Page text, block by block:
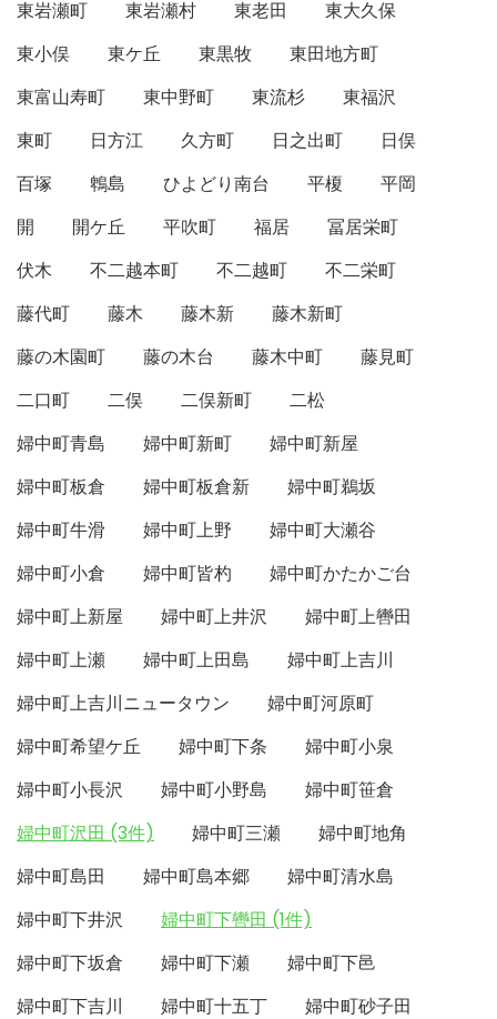
東岩瀬町 東岩瀬村 東老田
東大久保
東小俣
東ケ丘 東黒牧
東田地方町
東富山寿町
東中野町 東流杉
東福沢
東町
日方江 久方町 日之出町
日俣
百塚
鵯島 ひよどり南台 平榎
平岡
開
開ケ丘 平吹町 福居
冨居栄町
伏木
不二越本町 不二越町
不二栄町
藤代町
藤木 藤木新
藤木新町
藤の木園町
藤の木台 藤木中町
藤見町
二口町
二俣 二俣新町
二松
婦中町青島
婦中町新町
婦中町新屋
婦中町板倉
婦中町板倉新
婦中町鵜坂
婦中町牛滑
婦中町上野
婦中町大瀬谷
婦中町小倉
婦中町皆杓
婦中町かたかご台
婦中町上新屋
婦中町上井沢
婦中町上轡田
婦中町上瀬
婦中町上田島
婦中町上吉川
婦中町上吉川ニュータウン
婦中町河原町
婦中町希望ケ丘
婦中町下条
婦中町小泉
婦中町小長沢
婦中町小野島
婦中町笹倉
婦中町沢田 (3件)
婦中町三瀬
婦中町地角
婦中町島田
婦中町島本郷
婦中町清水島
婦中町下井沢
婦中町下轡田 (1件)
婦中町下坂倉
婦中町下瀬
婦中町下邑
婦中町下吉川
婦中町十五丁
婦中町砂子田